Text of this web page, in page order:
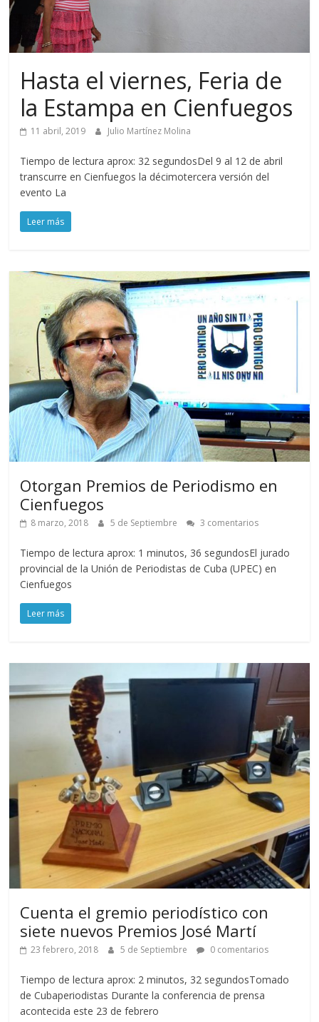
Hasta el viernes, Feria de
la Estampa en Cienfuegos
11 abril, 2019 Julio Martínez Molina
Tiempo de lectura aprox: 32 segundosDel 9 al 12 de abril
transcurre en Cienfuegos la décimotercera versión del
evento La
Leer más
Otorgan Premios de Periodismo en
Cienfuegos
8 marzo, 2018 5 de Septiembre 3 comentarios
Tiempo de lectura aprox: 1 minutos, 36 segundosEl jurado
provincial de la Unión de Periodistas de Cuba (UPEC) en
Cienfuegos
Leer más
Cuenta el gremio periodístico con
siete nuevos Premios José Martí
23 febrero, 2018 5 de Septiembre 0 comentarios
Tiempo de lectura aprox: 2 minutos, 32 segundosTomado
de Cubaperiodistas Durante la conferencia de prensa
acontecida este 23 de febrero